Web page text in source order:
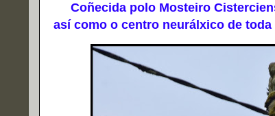
Coñecida polo Mosteiro
así como o centro neurálxico de